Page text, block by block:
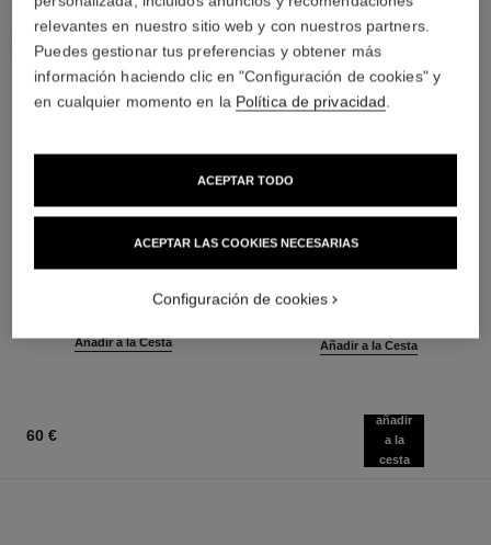
Polvos Sueltos Acabado
Natural. Formato Viaje
10 tonos disponibles
Añadir a la Cesta
Hidratante Reequilibrante
Rellenador
Ref. 133325
a partir de
Añadir a la Cesta
60 €
añadir
a la
cesta
relevantes en nuestro sitio web y con nuestros partners.
Puedes gestionar tus preferencias y obtener más
información haciendo clic en "Configuración de cookies" y
en cualquier momento en la Política de privacidad.
ACEPTAR LAS COOKIES NECESARIAS
ACEPTAR TODO
Configuración de cookies